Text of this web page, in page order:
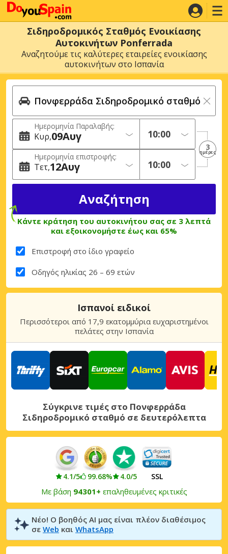
Σιδηροδρομικός Σταθμός Ενοικίασης
Αυτοκινήτων Ponferrada
Αναζητούμε τις καλύτερες εταιρείες ενοικίασης
αυτοκινήτων στο Ισπανία
Ημερομηνία Παραλαβής:
Κυρ 09Αυγ
Ημερομηνία επιστροφής:
Τετ 12Αυγ
3
ημέρες
Κάντε κράτηση του αυτοκινήτου σας σε 3 λεπτά
και εξοικονομήστε έως και 65%
Επιστροφή στο ίδιο γραφείο
Οδηγός ηλικίας 26 – 69 ετών
Ισπανοί ειδικοί
Περισσότεροι από 17,9 εκατομμύρια ευχαριστημένοι
πελάτες στην Ισπανία
Σύγκρινε τιμές στο Πονφερράδα
Σιδηροδρομικό σταθμό σε δευτερόλεπτα
4.1/5 99.68% 4.0/5 SSL
Με βάση 94301+ επαληθευμένες κριτικές
Νέο! Ο βοηθός AI μας είναι πλέον διαθέσιμος
σε Web και WhatsApp